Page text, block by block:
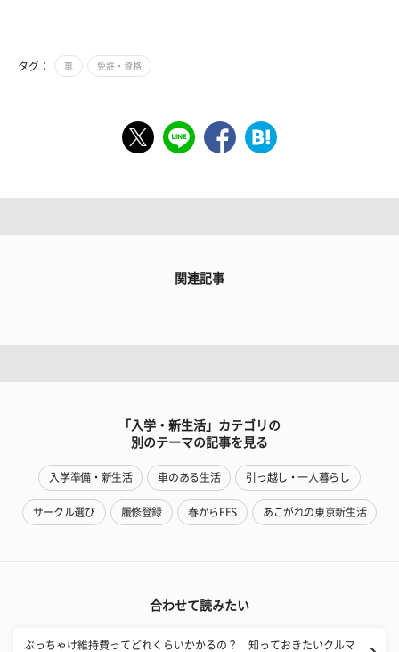
タグ： 車 免許・資格
関連記事
「入学・新生活」カテゴリの
別のテーマの記事を見る
入学準備・新生活 車のある生活 引っ越し・一人暮らし
サークル選び 履修登録 春からFES あこがれの東京新生活
合わせて読みたい
ぶっちゃけ維持費ってどれくらいかかるの？ 知っておきたいクルマ